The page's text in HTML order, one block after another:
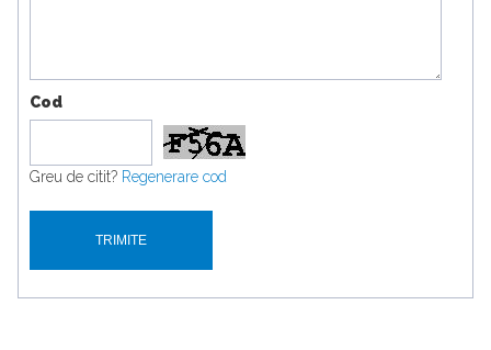
Cod
Greu de citit? Regenerare cod